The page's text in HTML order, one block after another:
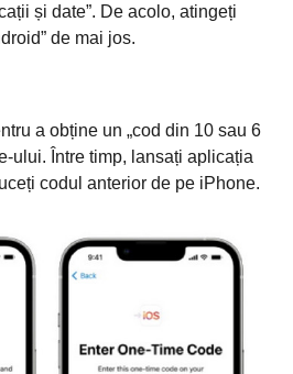
și date”. De acolo, atingeți
de mai jos.
a obține un „cod din 10 sau 6
ului. Între timp, lansați aplicația
codul anterior de pe iPhone.